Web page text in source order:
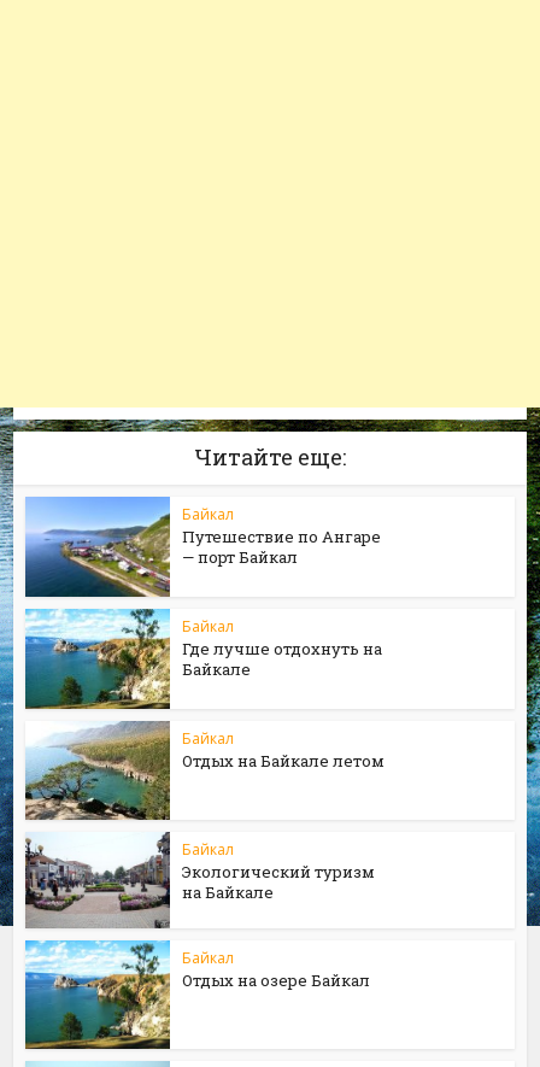
Читайте еще:
Байкал
Путешествие по Ангаре
— порт Байкал
Байкал
Где лучше отдохнуть на
Байкале
Байкал
Отдых на Байкале летом
Байкал
Экологический туризм
на Байкале
Байкал
Отдых на озере Байкал